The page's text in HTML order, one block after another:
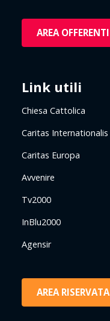
AREA OFFERENTI
Link utili
Chiesa Cattolica
Caritas Internationalis
Caritas Europa
Avvenire
Tv2000
InBlu2000
Agensir
AREA RISERVATA